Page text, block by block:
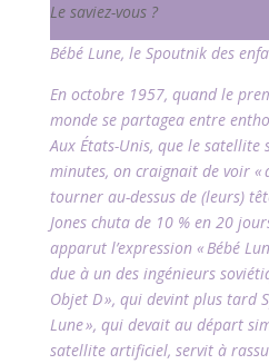
Le saviez-vous ?
Bébé Lune, le Spoutnik des
En octobre 1957, quand le
monde se partagea entre
Aux États-Unis, que le
minutes, on craignait de voir «
tourner au-dessus de (leurs)
Jones chuta de 10 % en 20
apparut l’expression « Bébé
due à un des ingénieurs
Objet D », qui devint plus tard
Lune », qui devait au départ
satellite artificiel, servit à